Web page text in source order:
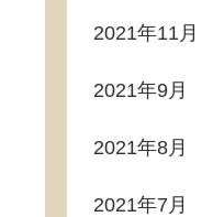
2021年11月
2021年9月
2021年8月
2021年7月